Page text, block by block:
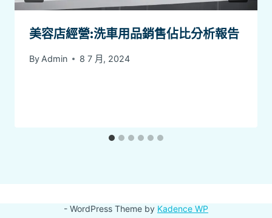
美容店經營:洗車用品銷售佔比分析報告
By Admin 8 7 月, 2024
- WordPress Theme by Kadence WP